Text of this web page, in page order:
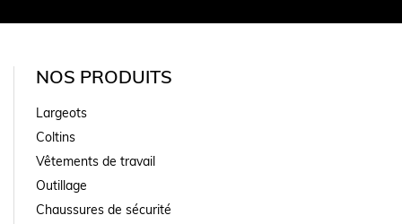
NOS PRODUITS
Largeots
Coltins
Vêtements de travail
Outillage
Chaussures de sécurité